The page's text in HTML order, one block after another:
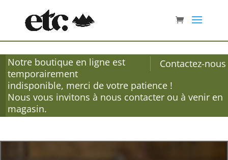
Contactez-nous
Notre boutique en ligne est
temporairement
indisponible, merci de votre patience !
Nous vous invitons à nous contacter ou à venir en
magasin.